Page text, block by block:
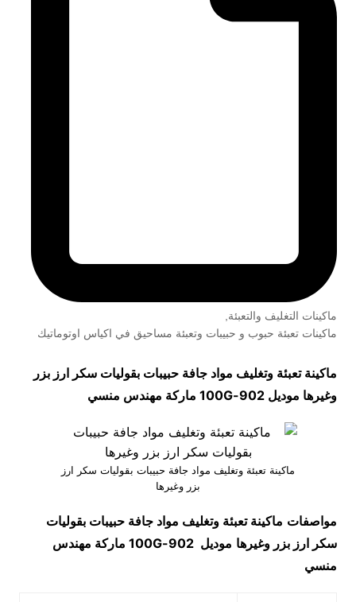
ماكينات التغليف والتعبئة,
ماكينات تعبئة حبوب و حبيبات وتعبئة مساحيق في اكياس اوتوماتيك
ماكينة تعبئة وتغليف مواد جافة حبيبات بقوليات سكر ارز بزر
وغيرها موديل 902-100G ماركة مهندس منسي
ماكينة تعبئة وتغليف مواد جافة حبيبات بقوليات سكر ارز
بزر وغيرها
مواصفات ماكينة تعبئة وتغليف مواد جافة حبيبات بقوليات
سكر ارز بزر وغيرها موديل 902-100G
ماركة مهندس
منسي